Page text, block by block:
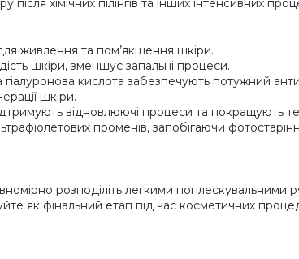
після хімічних пілінгів та інших інтенсивних
живлення та пом’якшення шкіри.
шкіри, зменшує запальні процеси.
гіалуронова кислота забезпечують потужний
шкіри.
відновлюючі процеси та покращують
променів, запобігаючи
розподіліть легкими поплескувальними
як фінальний етап під час косметичних